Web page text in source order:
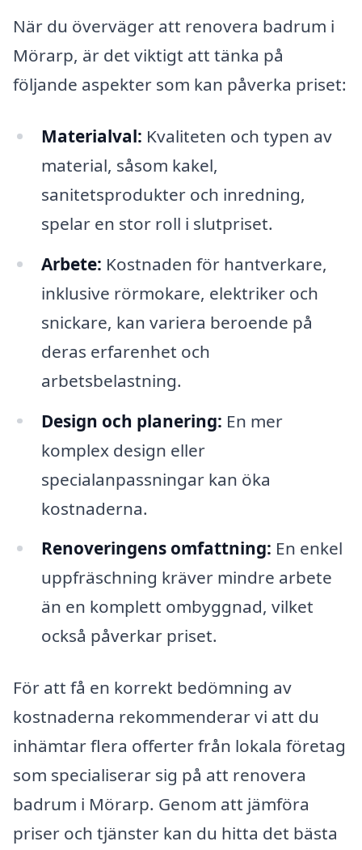
När du överväger att renovera badrum i
Mörarp, är det viktigt att tänka på
följande aspekter som kan påverka priset:
Materialval: Kvaliteten och typen av
material, såsom kakel,
sanitetsprodukter och inredning,
spelar en stor roll i slutpriset.
Arbete: Kostnaden för hantverkare,
inklusive rörmokare, elektriker och
snickare, kan variera beroende på
deras erfarenhet och
arbetsbelastning.
Design och planering: En mer
komplex design eller
specialanpassningar kan öka
kostnaderna.
Renoveringens omfattning: En enkel
uppfräschning kräver mindre arbete
än en komplett ombyggnad, vilket
också påverkar priset.
För att få en korrekt bedömning av
kostnaderna rekommenderar vi att du
inhämtar flera offerter från lokala företag
som specialiserar sig på att renovera
badrum i Mörarp. Genom att jämföra
priser och tjänster kan du hitta det bästa